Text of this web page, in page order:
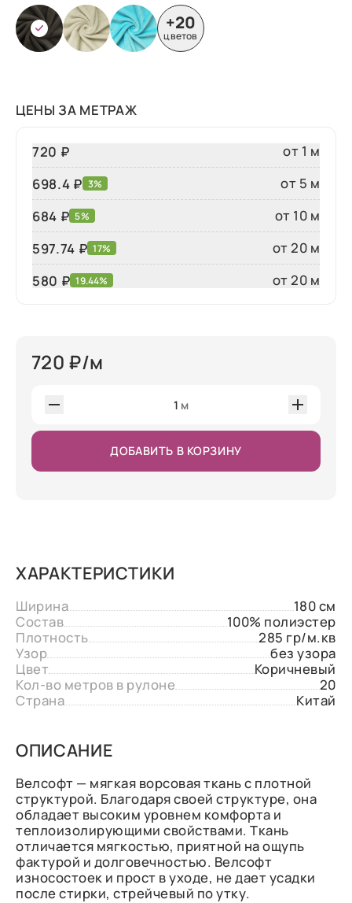
+20
цветов
ЦЕНЫ ЗА МЕТРАЖ
720 ₽
от 1 м
698.4 ₽ 3%
от 5 м
684 ₽ 5%
от 10 м
597.74 ₽ 17%
от 20 м
580 ₽ 19.44% от 20 м
720 ₽/м
1 м
ДОБАВИТЬ В КОРЗИНУ
ХАРАКТЕРИСТИКИ
Ширина
180 см
Состав
100% полиэстер
Плотность
285 гр/м.кв
Узор
без узора
Цвет
Коричневый
Кол-во метров в рулоне
20
Страна
Китай
ОПИСАНИЕ
Велсофт — мягкая ворсовая ткань с плотной
структурой. Благодаря своей структуре, она
обладает высоким уровнем комфорта и
теплоизолирующими свойствами. Ткань
отличается мягкостью, приятной на ощупь
фактурой и долговечностью. Велсофт
износостоек и прост в уходе, не дает усадки
после стирки, стрейчевый по утку.